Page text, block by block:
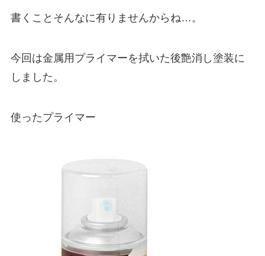
書くことそんなに有りませんからね…。
今回は金属用プライマーを拭いた後艶消し塗装に
しました。
使ったプライマー